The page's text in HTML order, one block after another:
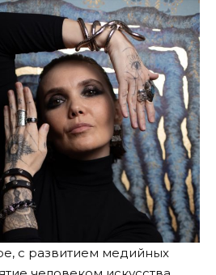
с развитием медийных